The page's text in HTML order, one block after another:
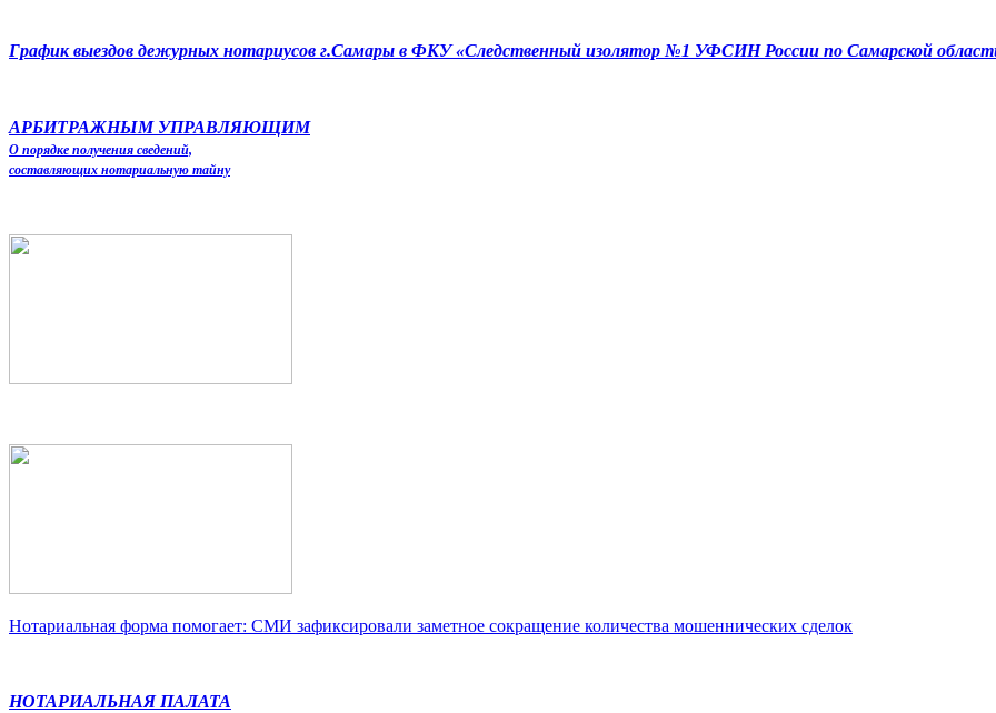
График выездов дежурных нотариусов г.Самары в ФКУ «Следственный изолятор №1 УФСИН России по Самарской
АРБИТРАЖНЫМ УПРАВЛЯЮЩИМ
О порядке получения сведений,
составляющих нотариальную тайну
Нотариальная форма помогает: СМИ зафиксировали заметное сокращение количества мошеннических сделок
НОТАРИАЛЬНАЯ ПАЛАТА